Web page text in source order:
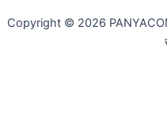
Copyright © 2026